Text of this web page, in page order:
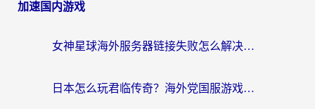
加速国内游戏
女神星球海外服务器链接失败怎么解决？海外党国服游戏加速避坑指南
日本怎么玩君临传奇？海外党国服游戏加速避坑指南（附菲律宾欧洲玩家实测）